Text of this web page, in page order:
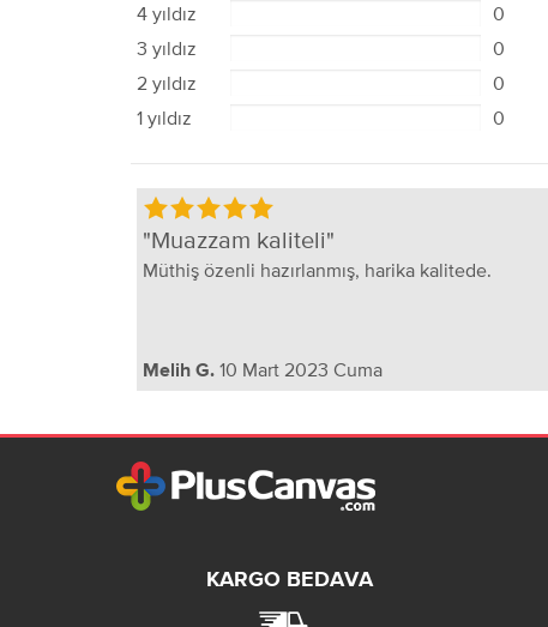
4 yıldız
0
3 yıldız
0
2 yıldız
0
1 yıldız
0
Muazzam kaliteli
Müthiş özenli hazırlanmış, harika kalitede.
Melih G. 10 Mart 2023 Cuma
KARGO BEDAVA